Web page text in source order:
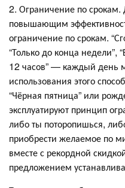
2. Ограничение по
повышающим
ограничение по срокам.
“Только до конца недели”,
12 часов” — каждый день
использования этого
“Чёрная пятница” или
эксплуатируют принцип
либо ты поторопишься,
приобрести желаемое по
вместе с рекордной
предложением